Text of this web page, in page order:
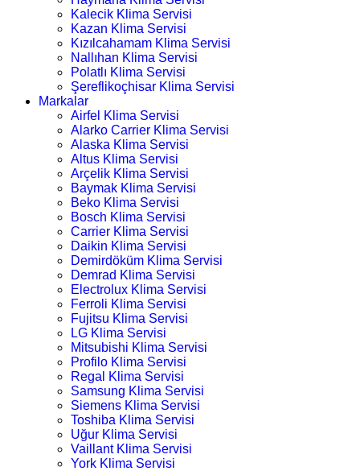
Kalecik Klima Servisi
Kazan Klima Servisi
Kızılcahamam Klima Servisi
Nallıhan Klima Servisi
Polatlı Klima Servisi
Şereflikoçhisar Klima Servisi
Markalar
Airfel Klima Servisi
Alarko Carrier Klima Servisi
Alaska Klima Servisi
Altus Klima Servisi
Arçelik Klima Servisi
Baymak Klima Servisi
Beko Klima Servisi
Bosch Klima Servisi
Carrier Klima Servisi
Daikin Klima Servisi
Demirdöküm Klima Servisi
Demrad Klima Servisi
Electrolux Klima Servisi
Ferroli Klima Servisi
Fujitsu Klima Servisi
LG Klima Servisi
Mitsubishi Klima Servisi
Profilo Klima Servisi
Regal Klima Servisi
Samsung Klima Servisi
Siemens Klima Servisi
Toshiba Klima Servisi
Uğur Klima Servisi
Vaillant Klima Servisi
York Klima Servisi